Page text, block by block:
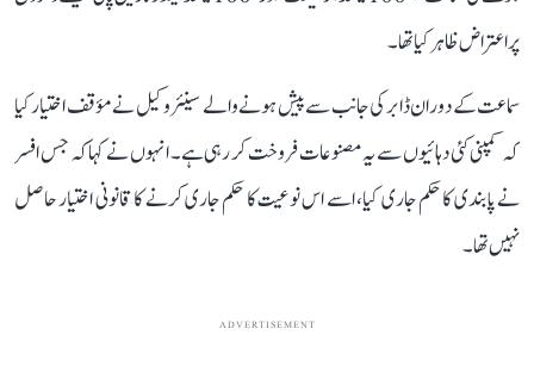
پر اعتراض ظاہر کیا تھا۔
سماعت کے دوران ڈابر کی جانب سے پیش ہونے والے سینئر وکیل نے مؤقف اختیار کیا
کہ کمپنی کئی دہائیوں سے یہ مصنوعات فروخت کر رہی ہے۔ انہوں نے کہا کہ جس افسر
نے پابندی کا حکم جاری کیا، اسے اس نوعیت کا حکم جاری کرنے کا قانونی اختیار حاصل
نہیں تھا۔
ADVERTISEMENT